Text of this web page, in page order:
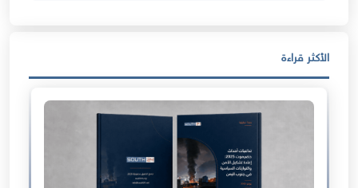
الأكثر قراءة